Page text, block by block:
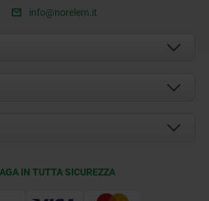
info@norelem.it
IN TUTTA SICUREZZA